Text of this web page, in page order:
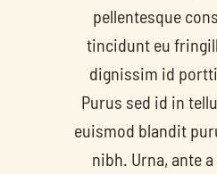
pellentesque
tincidunt eu
dignissim id
Purus sed id in
euismod blandit
nibh. Urna, ante